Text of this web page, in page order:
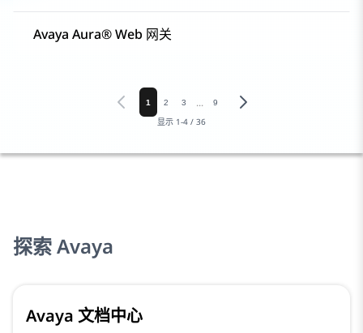
Avaya Aura® Web 网关
显示 1-4 / 36
1 2 3 ... 9
探索 Avaya
Avaya 文档中心